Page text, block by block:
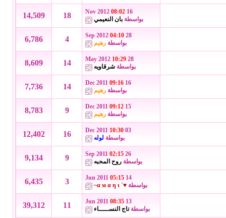
16 Nov 2012
08:02
بواسطة بان النعيمي 18
14,509
28 Sep 2012
04:10
بواسطة رهيم 4
6,786
28 May 2012
10:29
بواسطة شرقاويه 14
8,609
16 Dec 2011
09:16
بواسطة رهيم 14
7,736
15 Dec 2011
09:12
بواسطة رهيم 9
8,783
03 Dec 2011
10:30
بواسطة لوله 16
12,402
26 Sep 2011
02:15
بواسطة روح المحبه 9
9,134
14 Jun 2011
05:15
بواسطة ♥` α м α η ι~
3
6,435
13 Jun 2011
08:35
بواسطةتاج النســـــاء 11
39,312